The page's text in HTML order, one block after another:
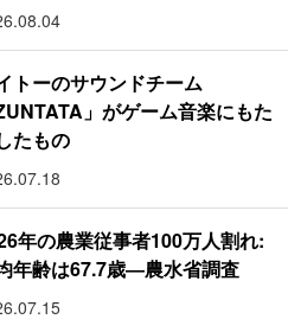
トーのサウンドチーム
」がゲーム音楽にもた
たもの
年の農業従事者100万人割れ:
年齢は67.7歳―農水省調査